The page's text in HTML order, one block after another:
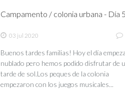
Campamento / colonia urbana - Día 5
03 jul 2020
Buenos tardes familias! Hoy el día
nublado pero hemos podido disfrutar de
tarde de sol.Los peques de la colonia
empezaron con los juegos musicales...